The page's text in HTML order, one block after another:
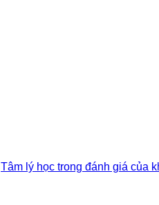
Tâm lý học trong đánh giá của